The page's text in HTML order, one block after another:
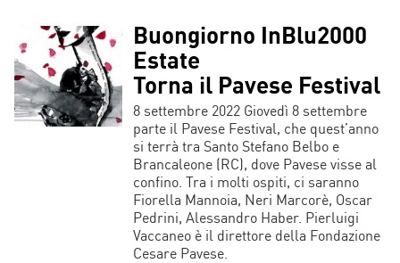
Buongiorno InBlu2000
Estate
Torna il Pavese Festival
8 settembre 2022 Giovedì 8 settembre
parte il Pavese Festival, che quest’anno
si terrà tra Santo Stefano Belbo e
Brancaleone (RC), dove Pavese visse al
confino. Tra i molti ospiti, ci saranno
Fiorella Mannoia, Neri Marcorè, Oscar
Pedrini, Alessandro Haber. Pierluigi
Vaccaneo è il direttore della Fondazione
Cesare Pavese.